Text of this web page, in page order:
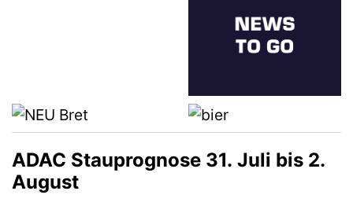
ADAC Stauprognose 31. Juli bis 2.
August